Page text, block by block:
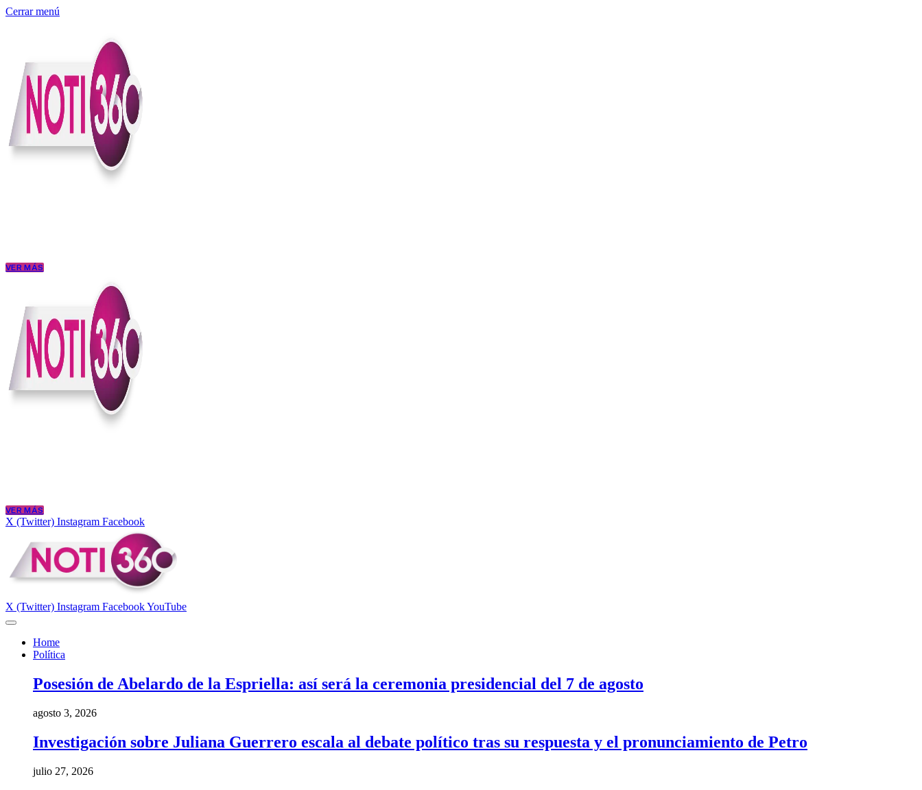
Cerrar menú
VER MÁS
VER MÁS
X (Twitter) Instagram Facebook
X (Twitter) Instagram FacebookYouTube
Home
Política
Posesión de Abelardo de la Espriella: así será la ceremonia presidencial del 7 de agosto
agosto 3, 2026
Investigación sobre Juliana Guerrero escala al debate político tras su respuesta y el pronunciamiento de Petro
julio 27, 2026